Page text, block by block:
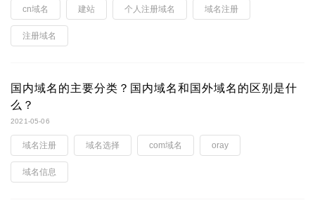
cn域名 建站 个人注册域名 域名注册
注册域名
国内域名的主要分类？国内域名和国外域名的区别是什
么？
2021-05-06
域名注册 域名选择 com域名 oray
域名信息